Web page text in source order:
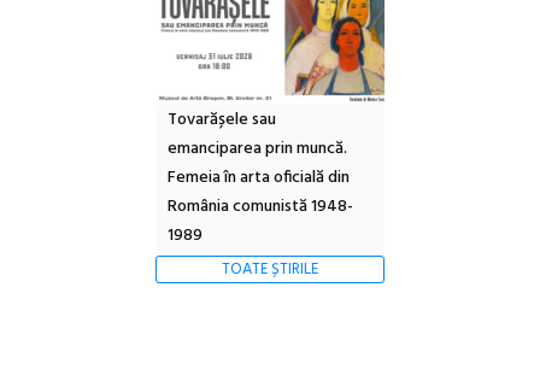
Tovarășele sau
emanciparea prin muncă.
Femeia în arta oficială din
România comunistă 1948-
1989
TOATE ȘTIRILE